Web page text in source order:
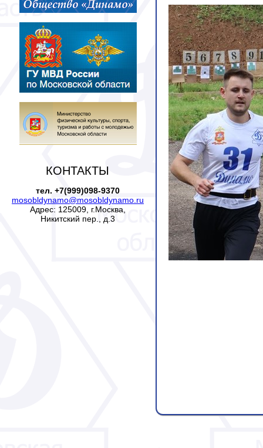
КОНТАКТЫ
тел. +7(999)098-9370
mosobldynamo@mosobldynamo.ru
Адрес: 125009, г.Москва,
Никитский пер., д.3